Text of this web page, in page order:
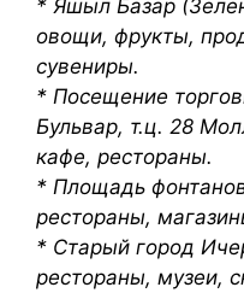
* Яшыл Базар
овощи, фрукты,
сувениры.
* Посещение
Бульвар, т.ц. 28
кафе, рестораны.
* Площадь
рестораны,
* Старый город
рестораны, музеи,